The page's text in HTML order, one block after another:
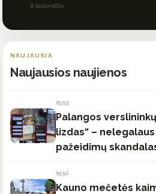
6 balandžio
NAUJAUSIA
Naujausios naujienos
15:53
Palangos
lizdas“ –
pažeidimų
15:52
Kauno mečetės